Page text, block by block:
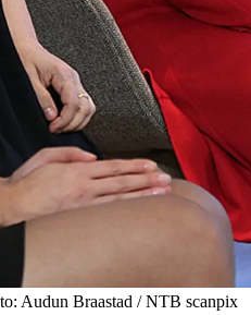
Audun Braastad / NTB scanpix